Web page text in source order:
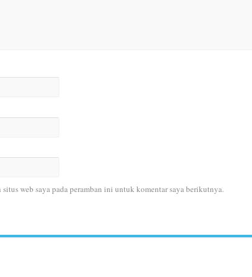
situs web saya pada peramban ini untuk komentar saya berikutnya.